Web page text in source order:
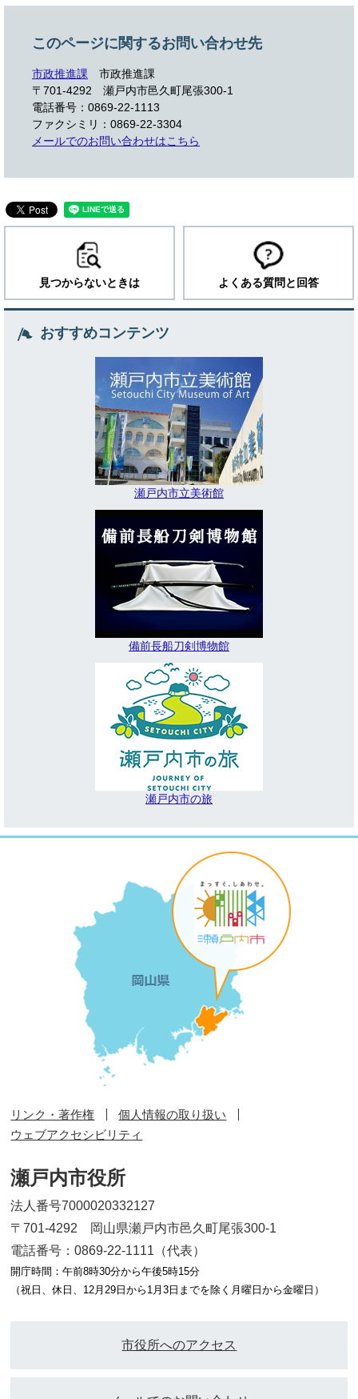
このページに関するお問い合わせ先
市政推進課
市政推進課
〒701-4292
瀬戸内市邑久町尾張300-1
電話番号：0869-22-1113
ファクシミリ：0869-22-3304
メールでのお問い合わせはこちら
見つからないときは よくある質問と回答
おすすめコンテンツ
瀬戸内市立美術館
備前長船刀剣博物館
瀬戸内市の旅
リンク・著作権
個人情報の取り扱い
ウェブアクセシビリティ
瀬戸内市役所
法人番号7000020332127
〒701-4292 岡山県瀬戸内市邑久町尾張300-1
電話番号：0869-22-1111（代表）
開庁時間：午前8時30分から午後5時15分
（祝日、休日、12月29日から1月3日までを除く月曜日から金曜日）
市役所へのアクセス